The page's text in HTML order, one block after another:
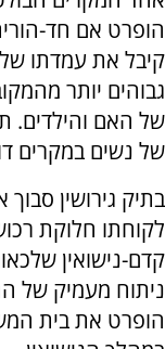
הופרט אם חד-
קיבל את עמדתו
גבוהים יותר
של האם והילדים.
של נשים במקרים
בתיק גירושין
לקוחתו חלוקת
קדם-נישואין
ניתוח מעמיק של
הופרט את בית